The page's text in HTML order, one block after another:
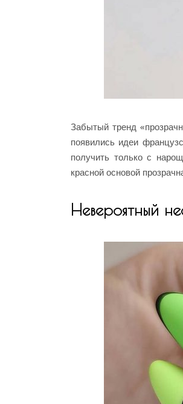
Забытый тренд
появились идеи
получить только с
красной основой
Невероятный